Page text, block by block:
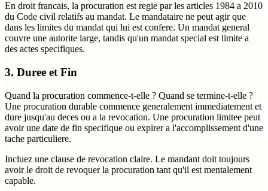
En droit francais, la procuration est regie par les articles 1984 a 2010
du Code civil relatifs au mandat. Le mandataire ne peut agir que
dans les limites du mandat qui lui est confere. Un mandat general
couvre une autorite large, tandis qu'un mandat special est limite a
des actes specifiques.
3. Duree et Fin
Quand la procuration commence-t-elle ? Quand se termine-t-elle ?
Une procuration durable commence generalement immediatement et
dure jusqu'au deces ou a la revocation. Une procuration limitee peut
avoir une date de fin specifique ou expirer a l'accomplissement d'une
tache particuliere.
Incluez une clause de revocation claire. Le mandant doit toujours
avoir le droit de revoquer la procuration tant qu'il est mentalement
capable.